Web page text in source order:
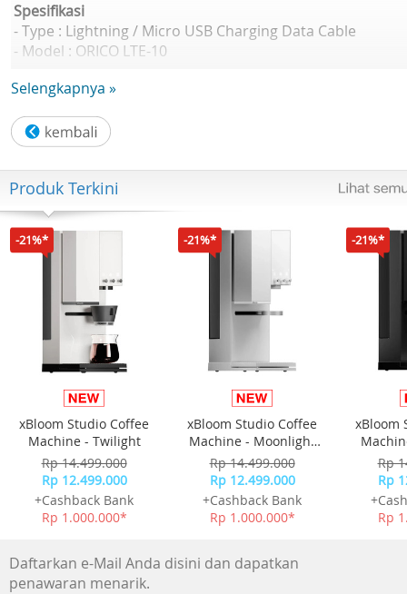
Spesifikasi
- Type : Lightning / Micro USB Charging Data Cable
- Model : ORICO LTE-10
- Interface : Micro USB2.0 / Lightning
- Apperance : Flat Cable
- Aplication : Tablet pc mini/touch/iphone/ipad
Selengkapnya »
Produk Terkini
-21%*
xBloom Studio Coffee
Machine - Twilight
Rp 14.499.000
Rp 12.499.000
+Cashback Bank
Rp 1.000.000*
-21%*
xBloom Studio Coffee
Machine - Moonlight
White
Rp 14.499.000
Rp 12.499.000
+Cashback Bank
Rp 1.000.000*
-21%*
xBloom
Rp
Rp
Rp
Daftarkan e-Mail Anda disini dan dapatkan
penawaran menarik.